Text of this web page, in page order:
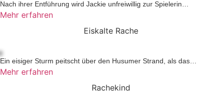
Nach ihrer Entführung wird Jackie unfreiwillig zur Spielerin…
Mehr erfahren
Eiskalte Rache
Ein eisiger Sturm peitscht über den Husumer Strand, als das…
Mehr erfahren
Rachekind